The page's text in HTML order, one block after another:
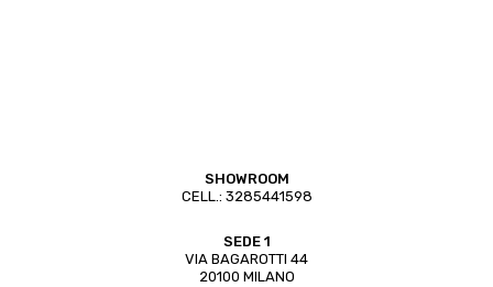
SHOWROOM
CELL.: 3285441598
SEDE 1
VIA BAGAROTTI 44
20100 MILANO